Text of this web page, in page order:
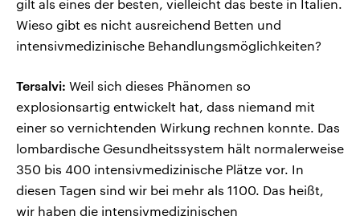
gilt als eines der besten, vielleicht das beste in Italien.
Wieso gibt es nicht ausreichend Betten und
intensivmedizinische Behandlungsmöglichkeiten?
Tersalvi: Weil sich dieses Phänomen so
explosionsartig entwickelt hat, dass niemand mit
einer so vernichtenden Wirkung rechnen konnte. Das
lombardische Gesundheitssystem hält normalerweise
350 bis 400 intensivmedizinische Plätze vor. In
diesen Tagen sind wir bei mehr als 1100. Das heißt,
wir haben die intensivmedizinischen